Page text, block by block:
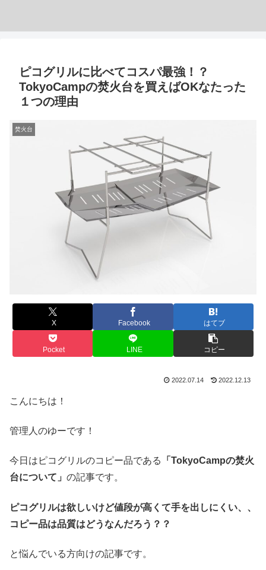
ピコグリルに比べてコスパ最強！？
TokyoCampの焚火台を買えばOKなたった
１つの理由
焚火台
X Facebook はてブ
Pocket LINE コピー
2022.07.14 2022.12.13
こんにちは！
管理人のゆーです！
今日はピコグリルのコピー品である
「TokyoCampの焚火
台について」 の記事です。
ピコグリルは欲しいけど値段が高くて手を出しにくい、、
コピー品は品質はどうなんだろう？？
と悩んでいる方向けの記事です。